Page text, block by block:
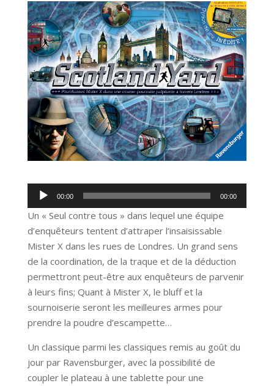
Lecteur
audio
00:00 00:00
Un « Seul contre tous » dans lequel une équipe
d’enquêteurs tentent d’attraper l’insaisissable
Mister X dans les rues de Londres. Un grand sens
de la coordination, de la traque et de la déduction
permettront peut-être aux enquêteurs de parvenir
à leurs fins; Quant à Mister X, le bluff et la
sournoiserie seront les meilleures armes pour
prendre la poudre d’escampette…
Un classique parmi les classiques remis au goût du
jour par Ravensburger, avec la possibilité de
coupler le plateau à une tablette pour une